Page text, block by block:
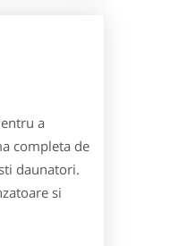
a
completa de
daunatori.
si